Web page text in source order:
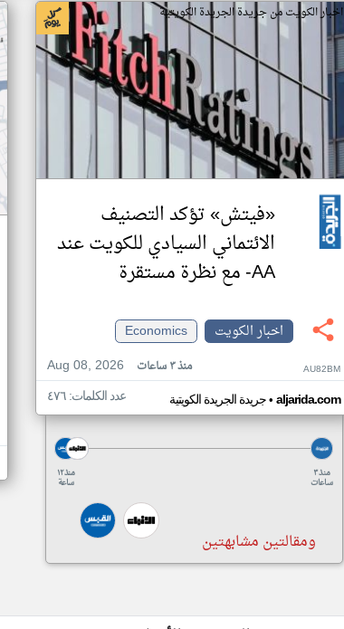
اخبار الكويت من جريدة الجريدة الكويتية
«فيتش» تؤكد التصنيف
الائتماني السيادي للكويت عند
AA- مع نظرة مستقرة
اخبار الكويت
Economics
Aug 08, 2026
منذ ٣ ساعات AU82BM
جريدة الجريدة الكويتية• aljarida.com عدد الكلمات: ٤٧٦
منذ ١٢
ساعة
منذ ٣
ساعات
ومقالتين مشابهتين